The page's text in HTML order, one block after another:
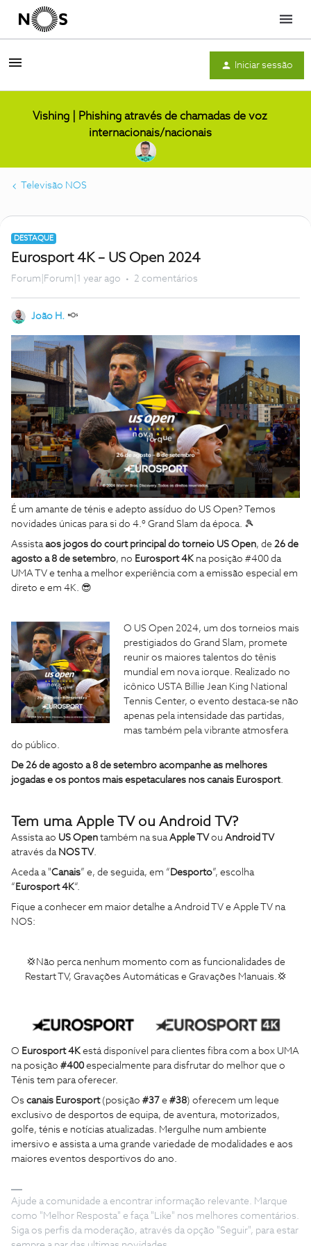
Menu
Iniciar sessão
Vishing | Phishing através de chamadas de voz
internacionais/nacionais
Televisão NOS
DESTAQUE
Eurosport 4K – US Open 2024
Forum|Forum|1 year ago 2 comentários
João H.
É um amante de ténis e adepto assíduo do US Open? Temos
novidades únicas para si do 4.º Grand Slam da época. 🎾
Assistaaos jogos do court principal do torneio US Open, de 26 de
agosto a 8 de setembro, no Eurosport 4Kna posição #400 da
UMA TV e tenha a melhor experiência com a emissão especial em
direto e em 4K. 😎
O US Open 2024, um dos torneios mais
prestigiados do Grand Slam, promete
reunir os maiores talentos do tênis
mundial em nova iorque. Realizado no
icônico USTA Billie Jean King National
Tennis Center, o evento destaca-se não
apenas pela intensidade das partidas,
mas também pela vibrante atmosfera
do público.
De 26 de agosto a 8 de setembro acompanhe as melhores
jogadas e os pontos mais espetaculares nos canais Eurosport.
Tem uma Apple TV ou Android TV?
Assista ao US Open também na suaApple TV ou Android TV
através da NOS TV.
Aceda a "Canais” e, de seguida, em “ Desporto”, escolha
“ Eurosport 4K“.
Fique a conhecer em maior detalhe a Android TV e Apple TV na
NOS:
💢Não perca nenhum momento com as funcionalidades de
Restart TV, Gravações Automáticas e Gravações Manuais.💢
O Eurosport 4Kestá disponível para clientes fibra com a box UMA
na posição #400 especialmente para disfrutar do melhor que o
Ténis tem para oferecer.
Os canais Eurosport(posição #37 e #38) oferecem um leque
exclusivo de desportos de equipa, de aventura, motorizados,
golfe, ténis e notícias atualizadas. Mergulhe num ambiente
imersivo e assista a uma grande variedade de modalidades e aos
maiores eventos desportivos do ano.
Ajude a comunidade a encontrar informação relevante. Marque
como "Melhor Resposta" e faça "Like" nos melhores comentários.
Siga os perfis da moderação, através da opção "Seguir", para estar